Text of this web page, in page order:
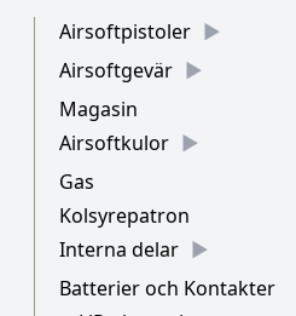
Airsoftpistoler
Airsoftgevär
Magasin
Airsoftkulor
Gas
Kolsyrepatron
Interna delar
Batterier och Kontakter